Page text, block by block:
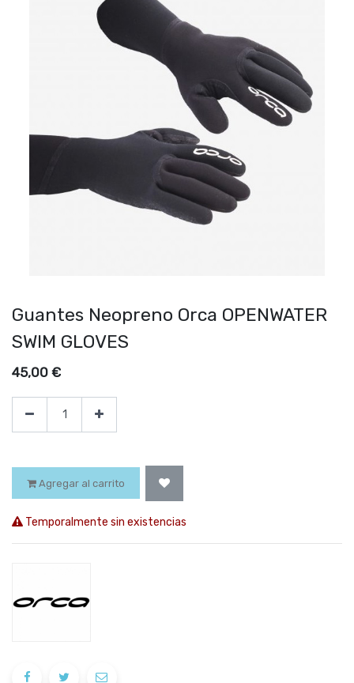
Guantes Neopreno Orca OPENWATER
SWIM GLOVES
45,00 €
Agregar al carrito
Temporalmente sin existencias